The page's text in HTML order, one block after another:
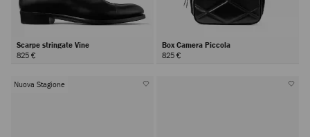
Scarpe stringate Vine
825 €
Box Camera Piccola
825 €
Nuova Stagione